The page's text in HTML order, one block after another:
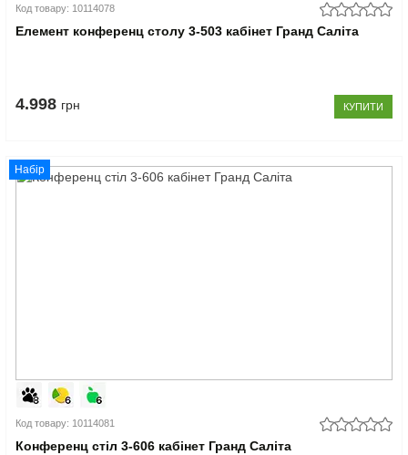
Код товару: 10114078
Елемент конференц столу 3-503 кабінет Гранд Саліта
4.998 грн КУПИТИ
Набір
Код товару: 10114081
Конференц стіл 3-606 кабінет Гранд Саліта